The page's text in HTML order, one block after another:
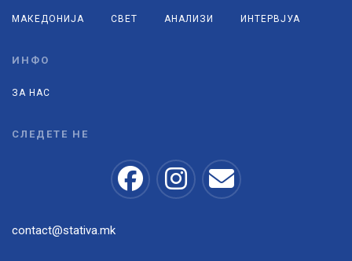
МАКЕДОНИЈА СВЕТ АНАЛИЗИ ИНТЕРВЈУА
ИНФО
ЗА НАС
СЛЕДЕТЕ НЕ
contact@stativa.mk